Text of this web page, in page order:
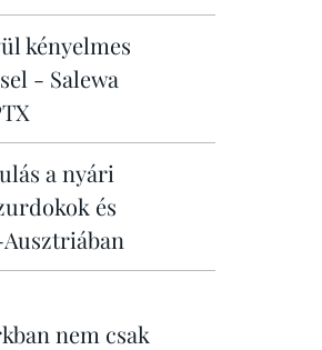
kényelmes
- Salewa
a nyári
és
nem csak